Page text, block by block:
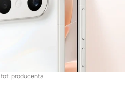
fot. producenta